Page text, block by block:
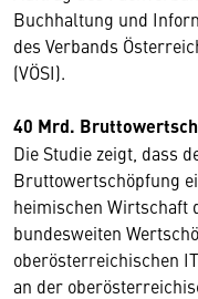
Buchhaltung und
des Verbands
(VÖSI).
40 Mrd.
Die Studie zeigt, dass
Bruttowertschöpfung
heimischen Wirtschaft
bundesweiten
oberösterreichischen
an der